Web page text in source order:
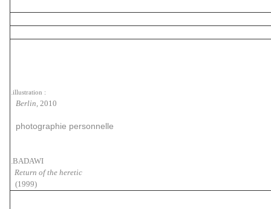
.illustration :
Berlin, 2010
photographie personnelle
.BADAWI
Return of the heretic
(1999)